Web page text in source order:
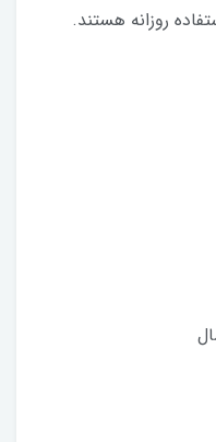
روزانه هستند.